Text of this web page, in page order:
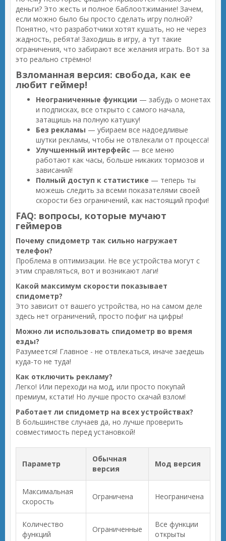
деньги? Это жесть и полное баблоотжимание! Зачем,
если можно было бы просто сделать игру полной?
Понятно, что разработчики хотят кушать, но не через
жадность, ребята! Заходишь в игру, а тут такие
ограничения, что забирают все желания играть. Вот за
это реально стрёмно!
Взломанная версия: свобода, как ее
любит геймер!
Неограниченные функции — забудь о монетах
и подписках, все открыто с самого начала,
затащишь на полную катушку!
Без рекламы — убираем все надоедливые
шутки рекламы, чтобы не отвлекали от процесса!
Улучшенный интерфейс — все меню
работают как часы, больше никаких тормозов и
зависаний!
Полный доступ к статистике — теперь ты
можешь следить за всеми показателями своей
скорости без ограничений, как настоящий профи!
FAQ: вопросы, которые мучают
геймеров
Почему спидометр так сильно нагружает
телефон?
Проблема в оптимизации. Не все устройства могут с
этим справляться, вот и возникают лаги!
Какой максимум скорости показывает
спидометр?
Это зависит от вашего устройства, но на самом деле
здесь нет ограничений, просто пофиг на цифры!
Можно ли использовать спидометр во время
езды?
Разумеется! Главное - не отвлекаться, иначе заедешь
куда-то не туда!
Как отключить рекламу?
Легко! Или переходи на мод, или просто покупай
премиум, кстати! Но лучше просто скачай взлом!
Работает ли спидометр на всех устройствах?
В большинстве случаев да, но лучше проверить
совместимость перед установкой!
Параметр
Обычная
версия
Мод версия
Максимальная
скорость
Ограничена Неограничена
Количество
функций
Ограниченные
Все функции
открыты